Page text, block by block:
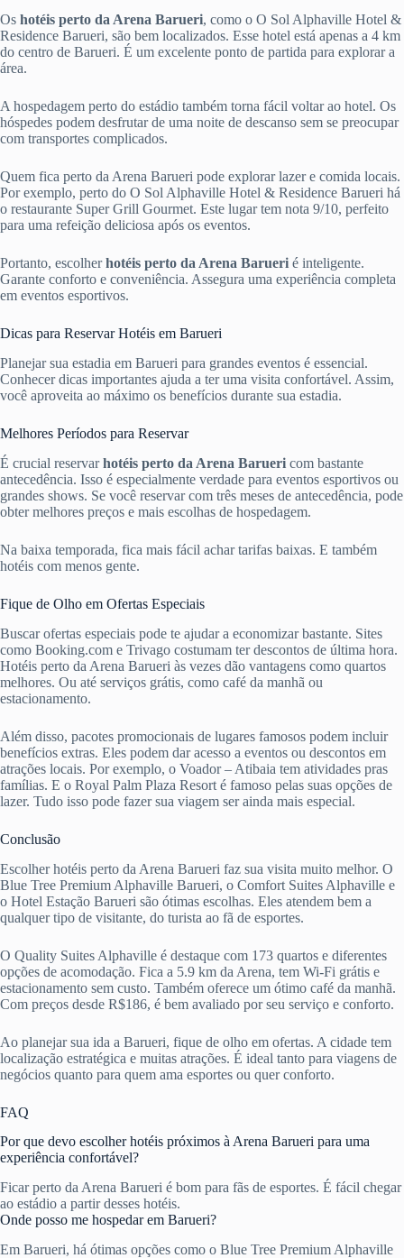
Os hotéis perto da Arena Barueri, como o O Sol Alphaville Hotel &
Residence Barueri, são bem localizados. Esse hotel está apenas a 4 km
do centro de Barueri. É um excelente ponto de partida para explorar a
área.
A hospedagem perto do estádio também torna fácil voltar ao hotel. Os
hóspedes podem desfrutar de uma noite de descanso sem se preocupar
com transportes complicados.
Quem fica perto da Arena Barueri pode explorar lazer e comida locais.
Por exemplo, perto do O Sol Alphaville Hotel & Residence Barueri há
o restaurante Super Grill Gourmet. Este lugar tem nota 9/10, perfeito
para uma refeição deliciosa após os eventos.
Portanto, escolherhotéis perto da Arena Barueri é inteligente.
Garante conforto e conveniência. Assegura uma experiência completa
em eventos esportivos.
Dicas para Reservar Hotéis em Barueri
Planejar sua estadia em Barueri para grandes eventos é essencial.
Conhecer dicas importantes ajuda a ter uma visita confortável. Assim,
você aproveita ao máximo os benefícios durante sua estadia.
Melhores Períodos para Reservar
É crucial reservarhotéis perto da Arena Barueri com bastante
antecedência. Isso é especialmente verdade para eventos esportivos ou
grandes shows. Se você reservar com três meses de antecedência, pode
obter melhores preços e mais escolhas de hospedagem.
Na baixa temporada, fica mais fácil achar tarifas baixas. E também
hotéis com menos gente.
Fique de Olho em Ofertas Especiais
Buscar ofertas especiais pode te ajudar a economizar bastante. Sites
como Booking.com e Trivago costumam ter descontos de última hora.
Hotéis perto da Arena Barueri às vezes dão vantagens como quartos
melhores. Ou até serviços grátis, como café da manhã ou
estacionamento.
Além disso, pacotes promocionais de lugares famosos podem incluir
benefícios extras. Eles podem dar acesso a eventos ou descontos em
atrações locais. Por exemplo, o Voador – Atibaia tem atividades pras
famílias. E o Royal Palm Plaza Resort é famoso pelas suas opções de
lazer. Tudo isso pode fazer sua viagem ser ainda mais especial.
Conclusão
Escolher hotéis perto da Arena Barueri faz sua visita muito melhor. O
Blue Tree Premium Alphaville Barueri, o Comfort Suites Alphaville e
o Hotel Estação Barueri são ótimas escolhas. Eles atendem bem a
qualquer tipo de visitante, do turista ao fã de esportes.
O Quality Suites Alphaville é destaque com 173 quartos e diferentes
opções de acomodação. Fica a 5.9 km da Arena, tem Wi-Fi grátis e
estacionamento sem custo. Também oferece um ótimo café da manhã.
Com preços desde R$186, é bem avaliado por seu serviço e conforto.
Ao planejar sua ida a Barueri, fique de olho em ofertas. A cidade tem
localização estratégica e muitas atrações. É ideal tanto para viagens de
negócios quanto para quem ama esportes ou quer conforto.
FAQ
Por que devo escolher hotéis próximos à Arena Barueri para uma
experiência confortável?
Ficar perto da Arena Barueri é bom para fãs de esportes. É fácil chegar
ao estádio a partir desses hotéis.
Onde posso me hospedar em Barueri?
Em Barueri, há ótimas opções como o Blue Tree Premium Alphaville